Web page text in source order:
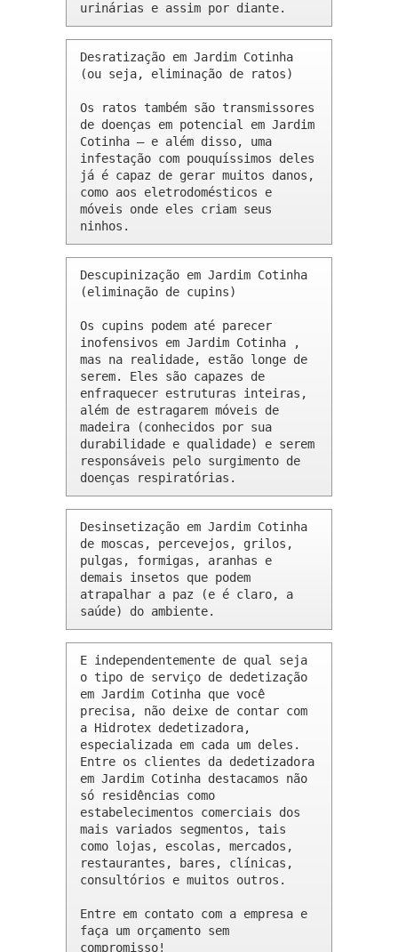
urinárias e assim por diante.
Desratização em Jardim Cotinha
(ou seja, eliminação de ratos)
Os ratos também são transmissores
de doenças em potencial em Jardim
Cotinha – e além disso, uma
infestação com pouquíssimos deles
já é capaz de gerar muitos danos,
como aos eletrodomésticos e
móveis onde eles criam seus
ninhos.
Descupinização em Jardim Cotinha
(eliminação de cupins)
Os cupins podem até parecer
inofensivos em Jardim Cotinha ,
mas na realidade, estão longe de
serem. Eles são capazes de
enfraquecer estruturas inteiras,
além de estragarem móveis de
madeira (conhecidos por sua
durabilidade e qualidade) e serem
responsáveis pelo surgimento de
doenças respiratórias.
Desinsetização em Jardim Cotinha
de moscas, percevejos, grilos,
pulgas, formigas, aranhas e
demais insetos que podem
atrapalhar a paz (e é claro, a
saúde) do ambiente.
E independentemente de qual seja
o tipo de serviço de dedetização
em Jardim Cotinha que você
precisa, não deixe de contar com
a Hidrotex dedetizadora,
especializada em cada um deles.
Entre os clientes da dedetizadora
em Jardim Cotinha destacamos não
só residências como
estabelecimentos comerciais dos
mais variados segmentos, tais
como lojas, escolas, mercados,
restaurantes, bares, clínicas,
consultórios e muitos outros.
Entre em contato com a empresa e
faça um orçamento sem
compromisso!